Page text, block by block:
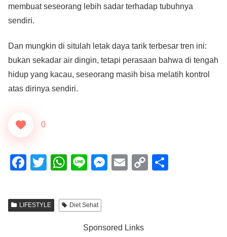
membuat seseorang lebih sadar terhadap tubuhnya
sendiri.
Dan mungkin di situlah letak daya tarik terbesar tren ini:
bukan sekadar air dingin, tetapi perasaan bahwa di tengah
hidup yang kacau, seseorang masih bisa melatih kontrol
atas dirinya sendiri.
0
F
c
e
T
tt
er
W
at
s
Li
e
M
n
E
C
LIFESTYLE Diet Sehat
Sponsored Links